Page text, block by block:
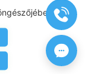
by Appon &